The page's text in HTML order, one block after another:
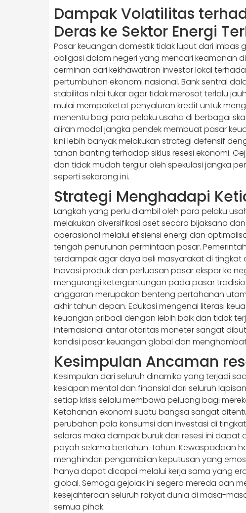
Dampak Volatilitas
Deras ke Sektor Energi
Pasar keuangan domestik tidak luput dari
obligasi dalam negeri yang mencari keamanan
cerminan dari kekhawatiran investor lokal
pertumbuhan ekonomi nasional. Bank sentral
stabilitas nilai tukar agar tidak merosot terlalu
mulai memperketat penyaluran kredit untuk
menentu bagi para pelaku usaha di berbagai
aliran modal jangka pendek membuat pasar
kini lebih banyak melakukan strategi defensif
tahan banting terhadap siklus resesi ekonomi.
dan tidak mudah tergiur oleh spekulasi jangka
seperti sekarang ini.
Strategi Menghadapi
Langkah yang perlu diambil oleh para pelaku
melakukan diversifikasi aset secara bijaksana
operasional melalui efisiensi energi dan
tengah penurunan permintaan pasar.
terdampak agar daya beli masyarakat di tingkat
Inovasi produk dan perluasan pasar ekspor ke
mengurangi ketergantungan pada pasar
anggaran merupakan benteng pertahanan
akhir tahun depan. Edukasi mengenai literasi
keuangan pribadi dengan lebih baik dan tidak
internasional antar otoritas moneter sangat
kondisi pasar keuangan global dan
Kesimpulan Ancaman
Kesimpulan dari seluruh dinamika yang terjadi
kesiapan mental dan finansial dari seluruh
setiap krisis selalu membawa peluang bagi
Ketahanan ekonomi suatu bangsa sangat
perubahan pola konsumsi dan investasi di
selaras maka dampak buruk dari resesi ini
payah selama bertahun-tahun. Kewaspadaan
menghindari pengambilan keputusan yang
hanya dapat dicapai melalui kerja sama yang
global. Semoga gejolak ini segera mereda dan
kesejahteraan seluruh rakyat dunia di masa-
semua pihak.